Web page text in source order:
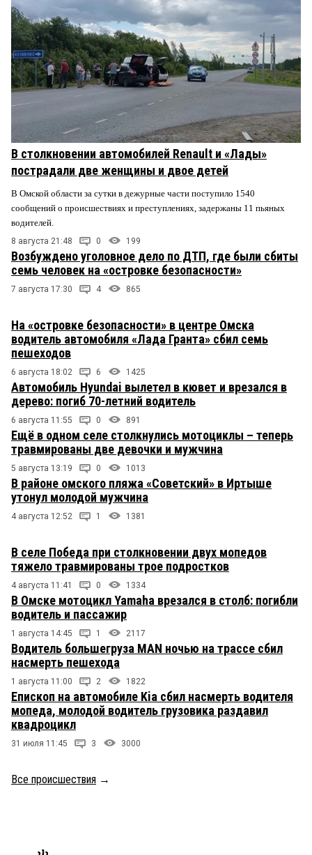
В столкновении автомобилей Renault и «Лады»
пострадали две женщины и двое детей
В Омской области за сутки в дежурные части поступило 1540
сообщений о происшествиях и преступлениях, задержаны 11 пьяных
водителей.
8 августа 21:48 0 199
Возбуждено уголовное дело по ДТП, где были сбиты
семь человек на «островке безопасности»
7 августа 17:30 4 865
На «островке безопасности» в центре Омска
водитель автомобиля «Лада Гранта» сбил семь
пешеходов
6 августа 18:02 6 1425
Автомобиль Hyundai вылетел в кювет и врезался в
дерево: погиб 70-летний водитель
6 августа 11:55 0 891
Ещё в одном селе столкнулись мотоциклы – теперь
травмированы две девочки и мужчина
5 августа 13:19 0 1013
В районе омского пляжа «Советский» в Иртыше
утонул молодой мужчина
4 августа 12:52 1 1381
В селе Победа при столкновении двух мопедов
тяжело травмированы трое подростков
4 августа 11:41 0 1334
В Омске мотоцикл Yamaha врезался в столб: погибли
водитель и пассажир
1 августа 14:45 1 2117
Водитель большегруза MAN ночью на трассе сбил
насмерть пешехода
1 августа 11:00 2 1822
Епископ на автомобиле Kia сбил насмерть водителя
мопеда, молодой водитель грузовика раздавил
квадроцикл
31 июля 11:45 3 3000
Все происшествия →